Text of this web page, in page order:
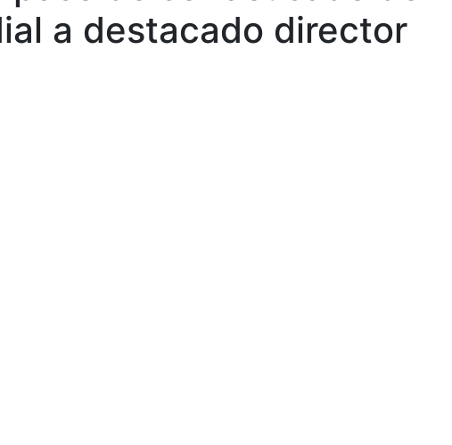
a destacado director